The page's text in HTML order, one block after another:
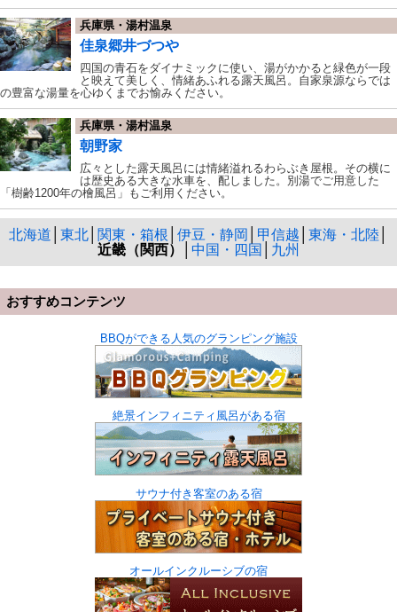
兵庫県・湯村温泉
佳泉郷井づつや
四国の青石をダイナミックに使い、湯がかかると緑色が一段
と映えて美しく、情緒あふれる露天風呂。自家泉源ならでは
の豊富な湯量を心ゆくまでお愉みください。
兵庫県・湯村温泉
朝野家
広々とした露天風呂には情緒溢れるわらぶき屋根。その横に
は歴史ある大きな水車を、配しました。別湯でご用意した
「樹齢1200年の檜風呂」もご利用ください。
北海道 東北 関東・箱根 伊豆・静岡 甲信越 東海・北陸
近畿（関西）
中国・四国 九州
おすすめコンテンツ
BBQができる人気のグランピング施設
絶景インフィニティ風呂がある宿
サウナ付き客室のある宿
オールインクルーシブの宿